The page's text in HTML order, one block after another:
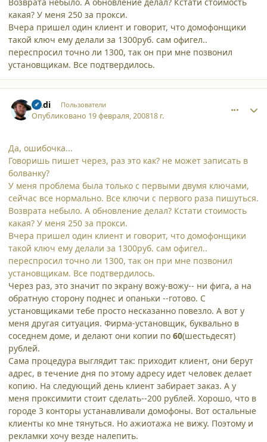
какая? У меня 250 за прокси.
Вчера пришел один клиент и говорит, что домофонщики
такой ключ ему делали за 1300руб. сам офигел..
переспросил точно ли 1300, так он при мне позвонил
установщикам. Все подтвердилось.
Andi Пользователи
Опубликовано 19 февраля, 200818 г.
Да, ошибочка...
Говоришь пишет через, раз это как? не может записать в
болванку?
У меня проблема была только с первыми двумя ключами,
сейчас все нормально. Все ключи с первого раза пишуться.
Возврата небыло. А обновление делал? Кстати стоимость
какая? У меня 250 за прокси.
Вчера пришел один клиент и говорит, что домофонщики
такой ключ ему делали за 1300руб. сам офигел..
переспросил точно ли 1300, так он при мне позвонил
установщикам. Все подтвердилось.
Через раз, это значит по экрану вожу-вожу-- ни фига, а на
обратную сторону поднес и опаньки --готово. С
установщиками тебе просто несказанно повезло. А вот у
меня другая ситуация. Фирма-установщик, буквально в
соседнем доме, и делают они копии по 60(шестьдесят)
рублей.
Сама процедура выглядит так: приходит клиент, они берут
адрес, в течение дня по этому адресу идет человек делает
копию. На следующий день клиент забирает заказ. А у
меня проксимити стоит сделать--200 рублей. Хорошо, что в
городе 3 конторы устанавливали домофоны. Вот остальные
клиенты ко мне тянуться. Но ажиотажа не вижу. Поэтому и
рекламки хочу везде налепить.